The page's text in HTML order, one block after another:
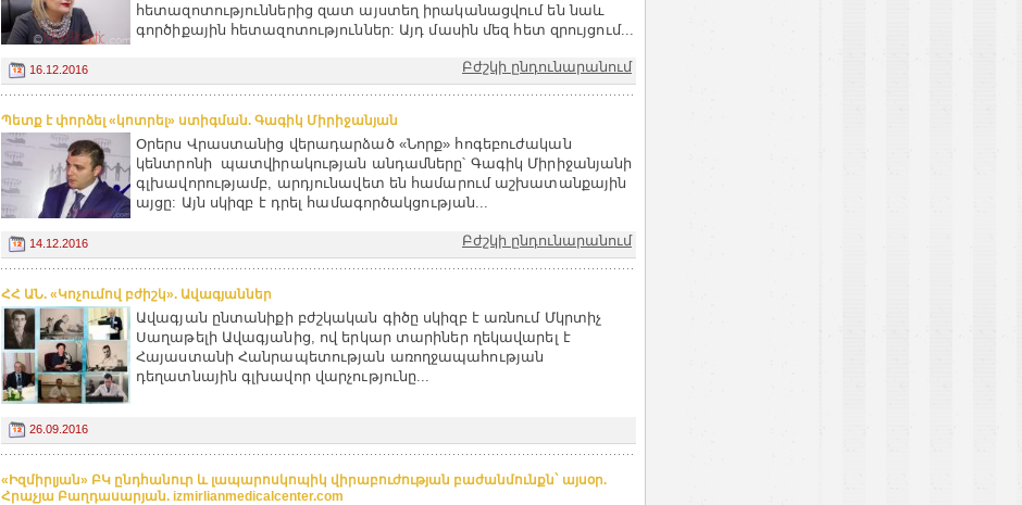
հետազոտություններից զատ այստեղ իրականացվում են նաև
գործիքային հետազոտություններ: Այդ մասին մեզ հետ զրույցում...
16.12.2016 Բժշկի ընդունարանում
Պետք է փորձել «կոտրել» ստիգման. Գագիկ Միրիջանյան
Օրերս Վրաստանից վերադարձած «Նորք» հոգեբուժական
կենտրոնի պատվիրակության անդամները՝ Գագիկ Միրիջանյանի
գլխավորությամբ, արդյունավետ են համարում աշխատանքային
այցը: Այն սկիզբ է դրել համագործակցության...
14.12.2016 Բժշկի ընդունարանում
ՀՀ ԱՆ. «Կոչումով բժիշկ». Ավագյաններ
Ավագյան ընտանիքի բժշկական գիծը սկիզբ է առնում Մկրտիչ
Սաղաթելի Ավագյանից, ով երկար տարիներ ղեկավարել է
Հայաստանի Հանրապետության առողջապահության
դեղատնային գլխավոր վարչությունը...
26.09.2016
«Իզմիրլյան» ԲԿ ընդհանուր և լապարոսկոպիկ վիրաբուժության բաժանմունքն` այսօր.
Հրաչյա Բաղդասարյան. izmirlianmedicalcenter.com